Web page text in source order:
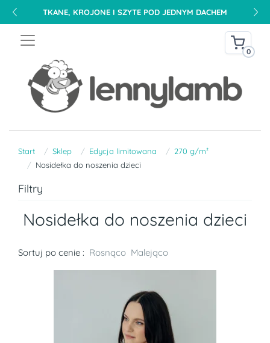
TKANE, KROJONE I SZYTE POD JEDNYM DACHEM
0
Start Sklep Edycja limitowana
270 g/m²
Nosidełka do noszenia dzieci
Filtry
Nosidełka do noszenia dzieci
Sortuj po cenie : Rosnąco Malejąco